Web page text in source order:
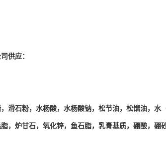
供应：
滑石粉，水杨酸，水杨酸钠，松节油，松馏油，
，炉甘石，氧化锌，鱼石脂，乳膏基质，硼酸，硼砂